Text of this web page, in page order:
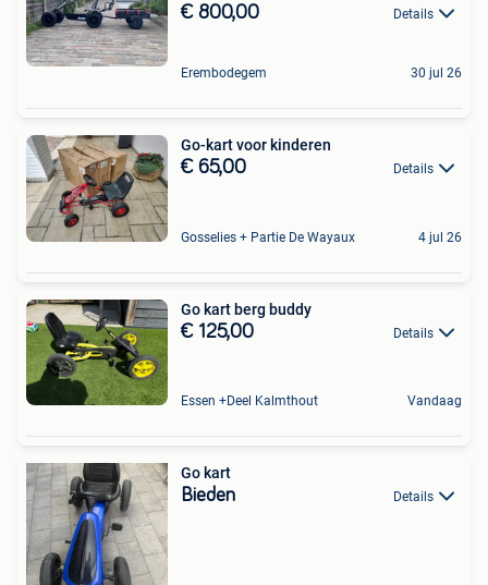
€ 800,00 Details
Erembodegem 30 jul 26
Go-kart voor kinderen
€ 65,00 Details
Gosselies + Partie De Wayaux 4 jul 26
Go kart berg buddy
€ 125,00 Details
Essen +Deel Kalmthout Vandaag
Go kart
Bieden Details